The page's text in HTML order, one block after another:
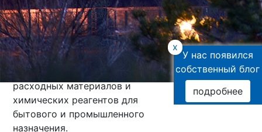
x
У нас появился
собственный блог
подробнее
ТОО «Asia Water Service»
предлагает широкий выбор
качественного
водоподготовительного
оборудования, комплектующих,
расходных материалов и
химических реагентов для
бытового и промышленного
назначения.